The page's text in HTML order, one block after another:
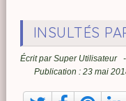
INSULTÉS
Écrit parSuper Utilisateur
Publication : 23 mai